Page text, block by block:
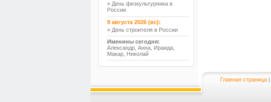
» День физкультурника в
России
9 августа 2026 (вс):
» День строителя в России
Именины сегодня:
Александр, Анна, Ираида,
Макар, Николай
Главная страница|